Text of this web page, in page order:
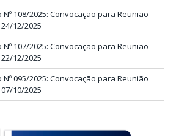
108/2025: Convocação para Reunião
12/2025
107/2025: Convocação para Reunião
12/2025
095/2025: Convocação para Reunião
10/2025